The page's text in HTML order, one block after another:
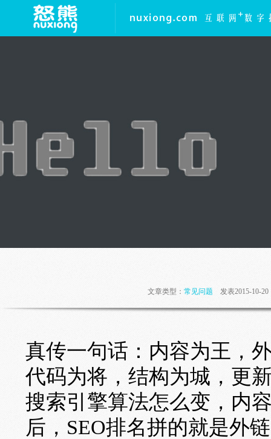
文章类型： 常见问题 发表2015-10-
真传一句话：内容为王，
代码为将，结构为城，更
搜索引擎算法怎么变，内
后，SEO排名拼的就是外